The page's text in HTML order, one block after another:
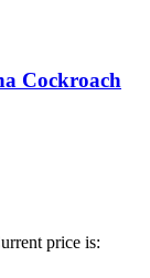
Cockroach
price is: